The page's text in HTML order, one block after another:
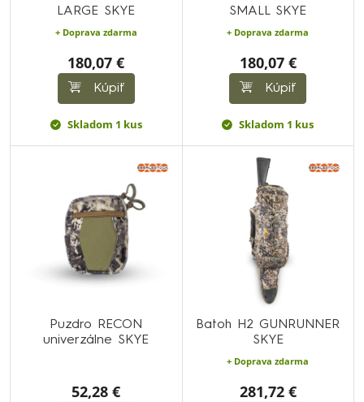
LARGE SKYE
+ Doprava zdarma
180,07 €
Kúpiť
Skladom 1 kus
SMALL SKYE
+ Doprava zdarma
180,07 €
Kúpiť
Skladom 1 kus
Puzdro RECON
univerzálne SKYE
52,28 €
Batoh H2 GUNRUNNER
SKYE
+ Doprava zdarma
281,72 €